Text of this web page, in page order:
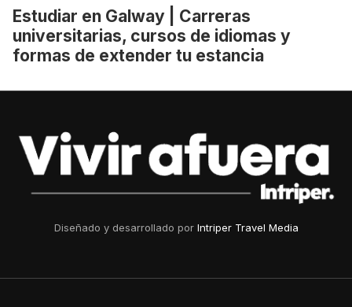
Estudiar en Galway | Carreras
universitarias, cursos de idiomas y
formas de extender tu estancia
Diseñado y desarrollado por Intriper Travel Media